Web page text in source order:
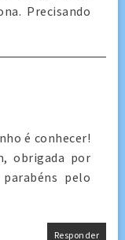
Precisando
é conhecer!
obrigada por
pelo
Responder